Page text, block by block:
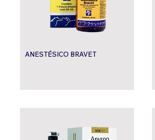
ANESTÉSICO BRAVET